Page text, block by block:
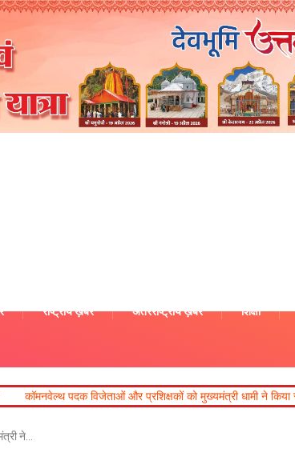
राष्ट्रीय ख़बरें अंतरराष्ट्रीय ख़बरें शिक्षा
और प्रशिक्षकों को मुख्यमंत्री धामी ने किया सम्मानित आज का
ने…